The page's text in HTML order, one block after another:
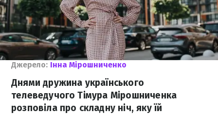
Джерело: Інна Мірошниченко
Днями дружина українського
телеведучого Тімура Мірошниченка
розповіла про складну ніч, яку їй